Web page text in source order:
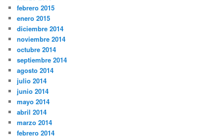
febrero 2015
enero 2015
diciembre 2014
noviembre 2014
octubre 2014
septiembre 2014
agosto 2014
julio 2014
junio 2014
mayo 2014
abril 2014
marzo 2014
febrero 2014